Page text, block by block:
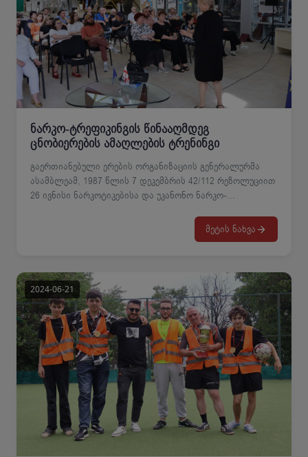
ნარკო-ტრეფიკინგის წინააღმდეგ
ცნობიერების ამაღლების ტრენინგი
გაერთიანებული ერების ორგანიზაციის გენერალურმა
ასამბლეამ, 1987 წლის 7 დეკემბრის 42/112 რეზოლუციით
26 ივნისი ნარკოტიკებისა და უკანონო ნარკო-
დღედ გამოაცხადა. სსიპ _ კოლეჯი “გლდანის
პროფესიული მომზადების ცენტრი” უერთდება გაეროს
პროფესიული სტუდენტებისთვის ჩატარდა ინტერაქციული
შეხვედრა ნარკომანიასა და ნარკოტიკების უკანონო
ბრუნვასთან ბრძოლის შესახებ. ფსიქიკური
ჯანმრთელობის და ნარკომანიის პრევენციის ცენტრის
წარმომადგენლებმა ახალგაზრდებს გააცნეს
ნარკოდანაშაულთან ბრძოლის პოლიტიკა და
ნარკოტიკების მოხმარების უარყოფითი შედეგები.
შეხვედრის ფარგლებში, 100-მდე პროფესიულ სტუდენტს
აუმაღლდა ცნობიერება ნარკოტიკებით გამოწვეული
ზიანის შესახებ, რაც, დადებითად აისახება მომავალში
ნარკოდამოკიდებულთა სტატისტიკის შემცირებაზე და
ჯანსაღი ცხოვრების წესის წახალისებაზე. ერთად
მეტის ნახვა